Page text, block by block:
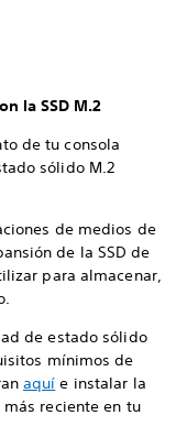
la SSD M.2
de tu consola
sólido M.2
de medios de
de la SSD de
para almacenar,
de estado sólido
mínimos de
aquí e instalar la
reciente en tu